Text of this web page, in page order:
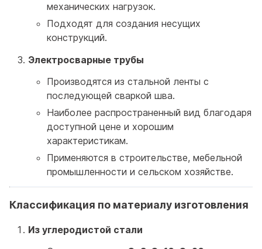
механических нагрузок.
Подходят для создания несущих
конструкций.
Электросварные трубы
Производятся из стальной ленты с
последующей сваркой шва.
Наиболее распространенный вид благодаря
доступной цене и хорошим
характеристикам.
Применяются в строительстве, мебельной
промышленности и сельском хозяйстве.
Классификация по материалу изготовления
Из углеродистой стали